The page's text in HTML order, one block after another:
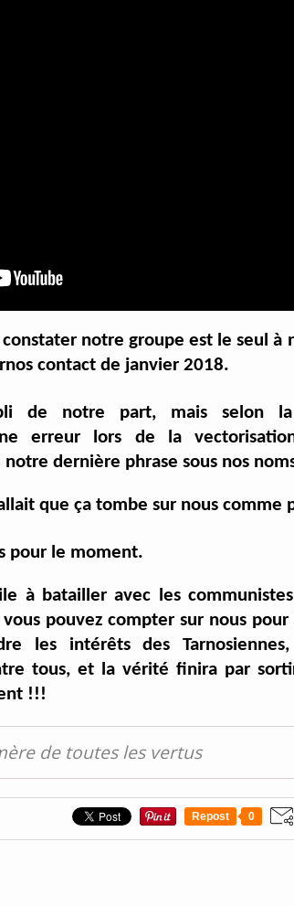
notre groupe est le seul à
contact de janvier 2018.
de notre part, mais selon la
erreur lors de la
dernière phrase sous nos
que ça tombe sur nous comme
pour le moment.
à batailler avec les
pouvez compter sur nous
les intérêts des
tous, et la vérité finira par
!!!
de toutes les vertus
Repost 0